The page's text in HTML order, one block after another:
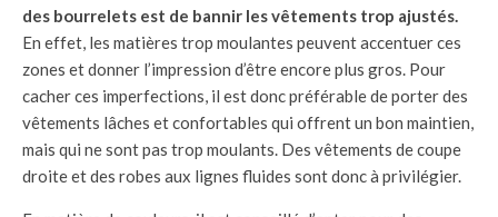
des bourrelets est de bannir les vêtements trop ajustés.
En effet, les matières trop moulantes peuvent accentuer ces
zones et donner l’impression d’être encore plus gros. Pour
cacher ces imperfections, il est donc préférable de porter des
vêtements lâches et confortables qui offrent un bon maintien,
mais qui ne sont pas trop moulants. Des vêtements de coupe
droite et des robes aux lignes fluides sont donc à privilégier.